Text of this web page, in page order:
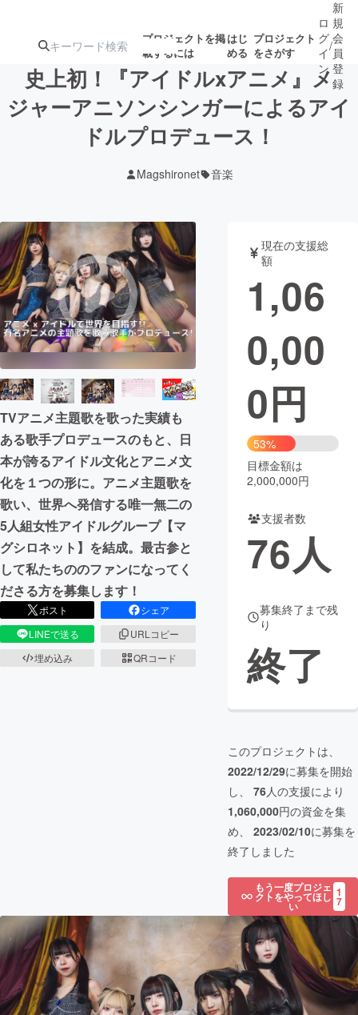
プロジェクトを掲
載するには
はじ
める
プロジェクト
をさがす
注目のリ
注目の新着プロ 募集終了が近いプ
テクノロジー・ガジェット
映像・映画 書籍・雑誌
ビジネス・起業 チャレンジ
まちづくり・地域活性化
CAMPFIRE for Social Good
CAMPFIRE Creation
CAMPFIREふるさと納税machi-ya コミュニティ
ロ
グ
イ
ン
/
新
規
会
員
登
録
史上初！『アイドルxアニメ』メ
ジャーアニソンシンガーによるアイ
ドルプロデュース！
Magshironet 音楽
TVアニメ主題歌を歌った実績も
ある歌手プロデュースのもと、日
本が誇るアイドル文化とアニメ文
化を１つの形に。アニメ主題歌を
歌い、世界へ発信する唯一無二の
5人組女性アイドルグループ【マ
グシロネット】を結成。最古参と
して私たちののファンになってく
ださる方を募集します！
ポスト
シェア
LINEで送る
URLコピー
埋め込み
QRコード
現在の支援総
額
1,06
0,00
0円
53%
目標金額は
2,000,000円
支援者数
76人
募集終了まで残
り
終了
このプロジェクトは、
2022/12/29に募集を開始
し、 76人の支援により
1,060,000円の資金を集
め、 2023/02/10に募集を
終了しました
もう一度プロジェ
クトをやってほし
い
1
7